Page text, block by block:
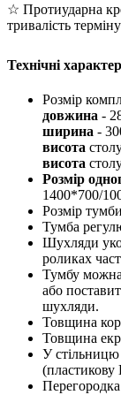
☆ Протиударна
тривалість
Технічні
Розмір
довжина -
ширина -
висота
висота
Розмір
1400*700/
Розмір
Тумба
Шухляди
роликах
Тумбу
або
шухляди.
Товщина
Товщина
У стільницю
(пластикову